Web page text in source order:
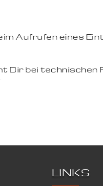
Aufrufen eines
Dir bei technischen
LINKS